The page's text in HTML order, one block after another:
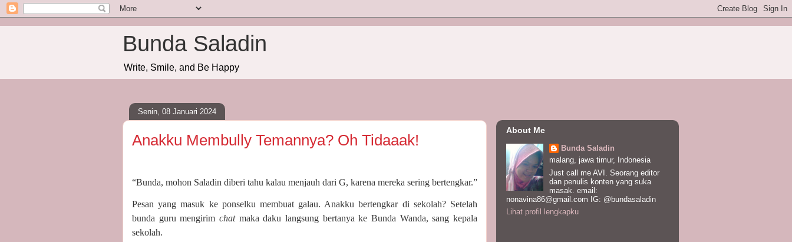
Bunda Saladin
Write, Smile, and Be Happy
Senin, 08 Januari 2024
Anakku Membully Temannya? Oh Tidaaak!
“Bunda, mohon Saladin diberi tahu kalau menjauh dari G, karena mereka sering bertengkar.”
Pesan yang masuk ke ponselku membuat galau. Anakku bertengkar di sekolah? Setelah
bunda guru mengirim chat maka daku langsung bertanya ke Bunda Wanda, sang kepala
sekolah.
About Me
Bunda Saladin
malang, jawa timur, Indonesia
Just call me AVI. Seorang editor
dan penulis konten yang suka
masak. email:
nonavina86@gmail.com IG: @bundasaladin
Lihat profil lengkapku